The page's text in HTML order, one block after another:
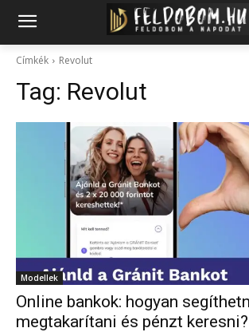
Címkék Revolut
Tag: Revolut
Modellek
Online bankok: hogyan
megtakarítani és pénzt keresni?